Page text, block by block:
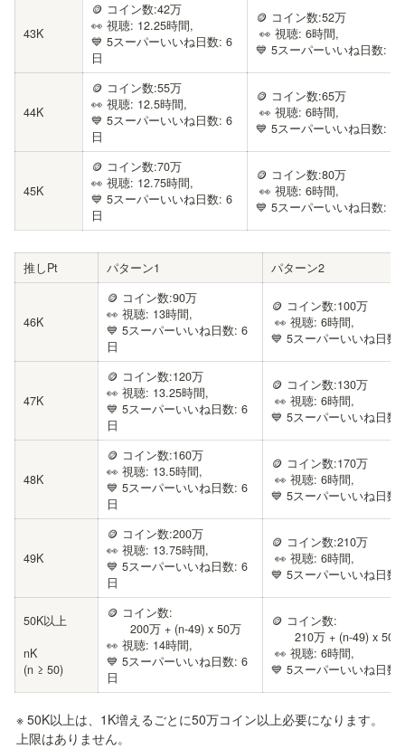
43K
🪙 コイン数:42万
👀 視聴: 12.25時間,
💙 5スーパーいいね日数: 6
日
🪙 コイン数:52万
💙 5スーパーいいね日数: 4
44K
🪙 コイン数:55万
👀 視聴: 12.5時間,
💙 5スーパーいいね日数: 6
日
🪙 コイン数:65万
💙 5スーパーいいね日数: 4
45K
🪙 コイン数:70万
👀 視聴: 12.75時間,
💙 5スーパーいいね日数: 6
日
🪙 コイン数:80万
💙 5スーパーいいね日数: 4
推しPt パターン1 パターン2
46K
🪙 コイン数:90万
👀 視聴: 13時間,
💙 5スーパーいいね日数: 6
日
🪙 コイン数:100万
💙 5スーパーいいね日数
47K
🪙 コイン数:120万
👀 視聴: 13.25時間,
💙 5スーパーいいね日数: 6
日
🪙 コイン数:130万
💙 5スーパーいいね日数
48K
🪙 コイン数:160万
👀 視聴: 13.5時間,
💙 5スーパーいいね日数: 6
日
🪙 コイン数:170万
💙 5スーパーいいね日数
49K
🪙 コイン数:200万
👀 視聴: 13.75時間,
💙 5スーパーいいね日数: 6
日
🪙 コイン数:210万
💙 5スーパーいいね日数
50K以上
nK
(n ≥ 50)
🪙 コイン数:
200万 + (n-49) x 50万
👀 視聴: 14時間,
💙 5スーパーいいね日数: 6
日
🪙 コイン数:
210万 + (n-49) x 50万
💙 5スーパーいいね日数
※ 50K以上は、1K増えるごとに50万コイン以上必要になります。
上限はありません。